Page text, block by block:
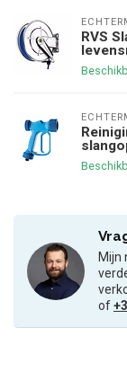
RVS
Mijn
of